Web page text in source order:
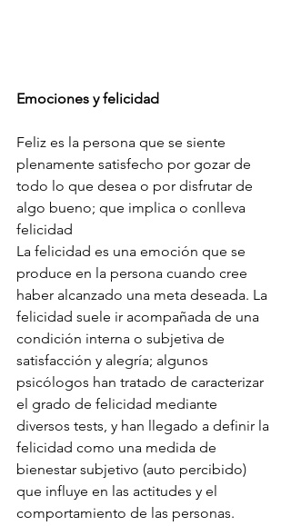
Emociones y felicidad
Feliz es la persona que se siente
plenamente satisfecho por gozar de
todo lo que desea o por disfrutar de
algo bueno; que implica o conlleva
felicidad
La felicidad es una emoción que se
produce en la persona cuando cree
haber alcanzado una meta deseada. La
felicidad suele ir acompañada de una
condición interna o subjetiva de
satisfacción y alegría; algunos
psicólogos han tratado de caracterizar
el grado de felicidad mediante
diversos tests, y han llegado a definir la
felicidad como una medida de
bienestar subjetivo (auto percibido)
que influye en las actitudes y el
comportamiento de las personas.